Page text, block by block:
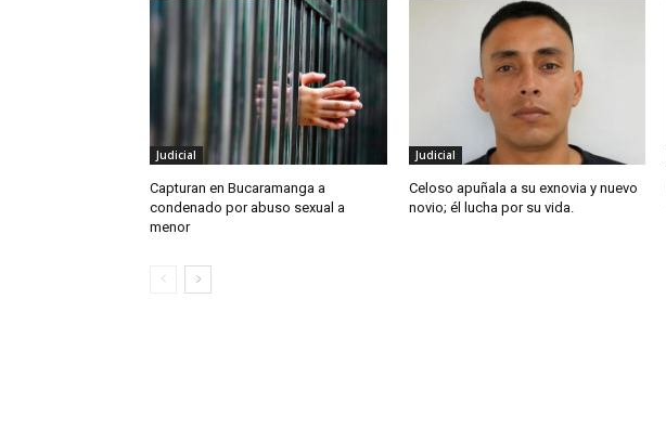
Judicial
Capturan en Bucaramanga a
condenado por abuso sexual a
menor
Judicial
Celoso apuñala a su exnovia y nuevo
novio; él lucha por su vida.